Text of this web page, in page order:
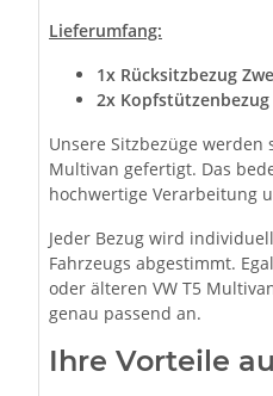
Lieferumfang:
1x Rücksitzbezug
2x Kopfstützenbezug
Unsere Sitzbezüge werden
Multivan gefertigt. Das
hochwertige Verarbeitung
Jeder Bezug wird
Fahrzeugs abgestimmt.
oder älteren VW T5
genau passend an.
Ihre Vorteile